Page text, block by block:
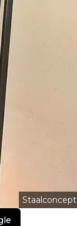
Staalconcept